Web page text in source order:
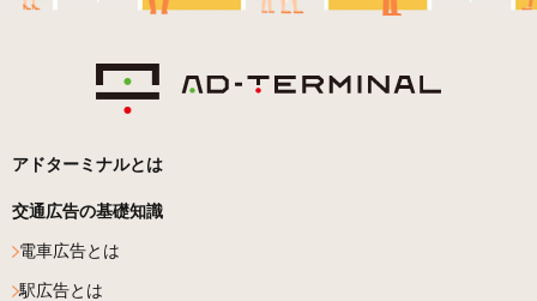
アドターミナルとは
交通広告の基礎知識
電車広告とは
駅広告とは